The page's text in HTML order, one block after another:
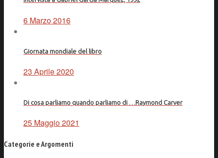
6 Marzo 2016
Giornata mondiale del libro
23 Aprile 2020
Di cosa parliamo quando parliamo di …Raymond Carver
25 Maggio 2021
Categorie e Argomenti